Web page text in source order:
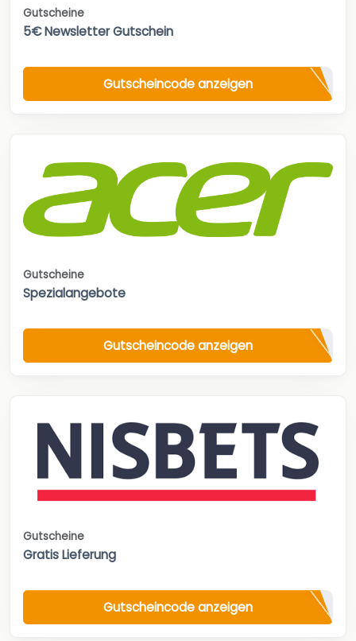
Gutscheine
5€ Newsletter Gutschein
Gutscheincode anzeigen
Gutscheine
Spezialangebote
Gutscheincode anzeigen
Gutscheine
Gratis Lieferung
Gutscheincode anzeigen